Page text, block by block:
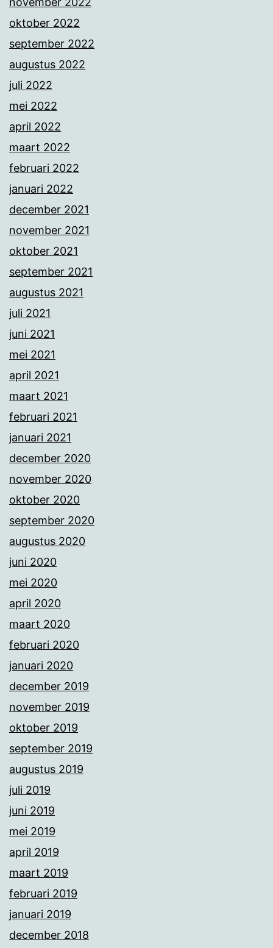
oktober 2022
september 2022
augustus 2022
juli 2022
mei 2022
april 2022
maart 2022
februari 2022
januari 2022
december 2021
november 2021
oktober 2021
september 2021
augustus 2021
juli 2021
juni 2021
mei 2021
april 2021
maart 2021
februari 2021
januari 2021
december 2020
november 2020
oktober 2020
september 2020
augustus 2020
juni 2020
mei 2020
april 2020
maart 2020
februari 2020
januari 2020
december 2019
november 2019
oktober 2019
september 2019
augustus 2019
juli 2019
juni 2019
mei 2019
april 2019
maart 2019
februari 2019
januari 2019
december 2018